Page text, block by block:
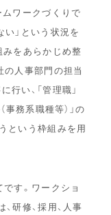
ワークづくりで
」という状況を
みをあらかじめ整
の人事部門の担当
い、「管理職」
事務系職種等）」の
という枠組みを用
す。ワークショ
研修、採用、人事